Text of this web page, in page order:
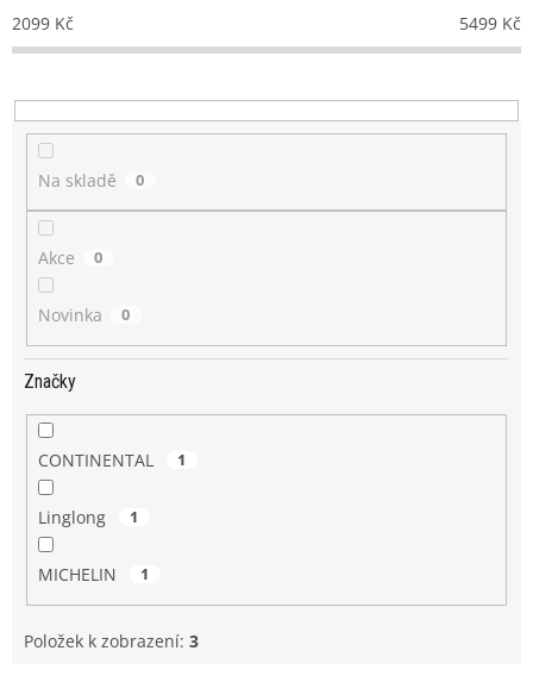
o
d
k
t
2099 Kč 5499 Kč
Na skladě 0
Akce 0
Novinka 0
Značky
CONTINENTAL 1
Linglong 1
MICHELIN 1
Položek k zobrazení: 3